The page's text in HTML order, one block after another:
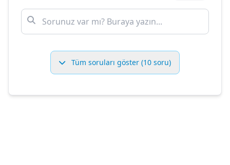
Tüm soruları göster (10 soru)